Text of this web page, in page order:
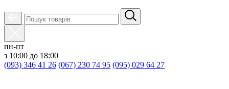
пн-пт
з 10:00 до 18:00
(093) 346 41 26 (067) 230 74 95 (095) 029 64 27